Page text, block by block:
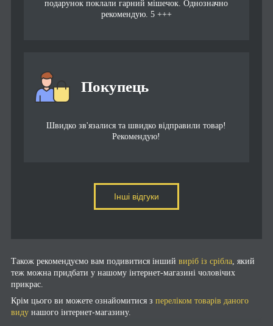
подарунок поклали гарний мішечок. Однозначно
рекомендую. 5 +++
Покупець
Швидко зв'язалися та швидко відправили товар!
Рекомендую!
Інші відгуки
Також рекомендуємо вам подивитися інший виріб із срібла , який
теж можна придбати у нашому інтернет-магазині чоловічих
прикрас.
Крім цього ви можете ознайомитися з переліком товарів даного
виду нашого інтернет-магазину.